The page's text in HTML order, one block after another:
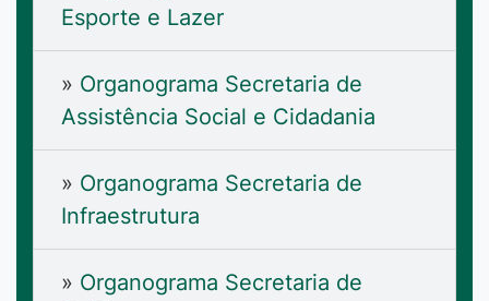
Esporte e Lazer
» Organograma Secretaria de
Assistência Social e Cidadania
» Organograma Secretaria de
Infraestrutura
» Organograma Secretaria de